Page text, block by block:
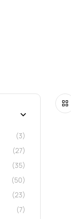
(3)
(27)
(35)
(50)
(23)
(7)